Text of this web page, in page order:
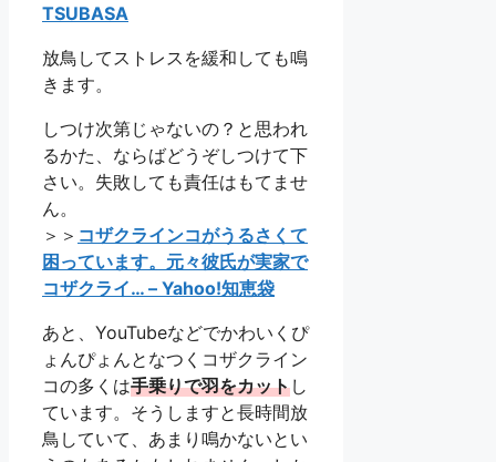
TSUBASA
放鳥してストレスを緩和しても鳴
きます。
しつけ次第じゃないの？と思われ
るかた、ならばどうぞしつけて下
さい。失敗しても責任はもてませ
ん。
＞＞ コザクラインコがうるさくて
困っています。元々彼氏が実家で
コザクライ… – Yahoo!知恵袋
あと、YouTubeなどでかわいくぴ
ょんぴょんとなつくコザクライン
コの多くは手乗りで羽をカットし
ています。そうしますと長時間放
鳥していて、あまり鳴かないとい